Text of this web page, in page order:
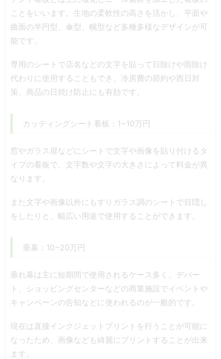
ことをいいます。生地の柔軟性の高さを活かし、平面や
曲面の半円型、傘型、幌型など多種多様なデザインが可
能です。
専用のシートで店名などの文字を貼って日除けや雨除け
代わりに使用することもでき、冷房費の節約や西日対
策、商品の日焼け防止にも有効です。
カッティングシート看板：1~10万円
窓やガラス扉などにシートで文字や画像を貼り付けるタ
イプの看板で、文字数や文字の大きさによって料金が異
なります。
また文字や画像以外にもすりガラス調のシートで目隠し
をしたりと、幅広い用途で使用することができます。
垂幕：10~20万円
垂れ幕は主に短期間で使用されるケース多く、デパー
ト、ショッピングセンターなどの商業施設でイベントや
キャンペーンの告知などに使われるのが一般的です。
現在は直接インクジェットプリントを行うことが可能に
なったため、画像なども綺麗にプリントすることが出来
ます。